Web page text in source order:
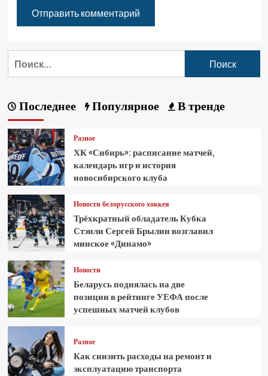
Последнее Популярное В тренде
Разное
ХК «Сибирь»: расписание матчей,
календарь игр и история
новосибирского клуба
Новости белорусского хоккея
Трёхкратный обладатель Кубка
Стэнли Сергей Брылин возглавил
минское «Динамо»
Новости
Беларусь поднялась на две
позиции в рейтинге УЕФА после
успешных матчей клубов
Разное
Как снизить расходы на ремонт и
эксплуатацию транспорта